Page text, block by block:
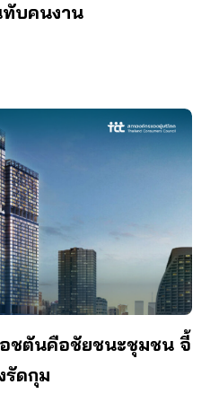
ทับคนงาน
ชตันคือชัยชนะชุมชน จี้
รัดกุม